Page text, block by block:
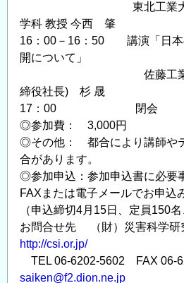
東北工業大学 都市
学科 教授 今西 肇
16：00－16：50 講演「日本
開について」
佐藤工業(株) 相
締役社長) 杉 晟
17：00 閉会
◎参加費： 3,000円
◎その他： 都合により講師や
合があります。
◎参加申込：参加申込書に必要
FAXまたは電子メールでお申込
（申込締切4月15日、定員150名
お問合せ先 （財）災害科
http://csi.or.jp/
TEL 06-6202-5602 FAX 06-
saiken@f2.dion.ne.jp